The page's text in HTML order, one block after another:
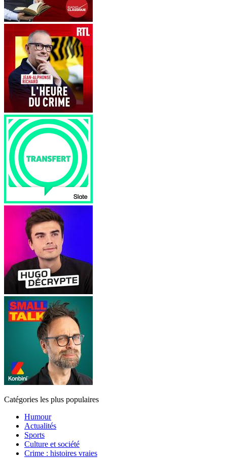
Catégories les plus populaires
Humour
Actualités
Sports
Culture et société
Crime : histoires vraies